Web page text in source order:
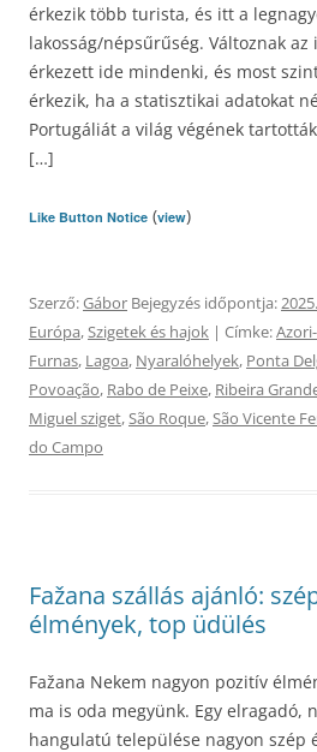
érkezik több turista, és itt a
lakosság/népsűrűség. Változnak
érkezett ide mindenki, és most
érkezik, ha a statisztikai adatokat
Portugáliát a világ végének
[…]
Like Button Notice (view)
Szerző:Gábor Bejegyzés időpontja:
Európa,Szigetek és hajok | Címke:
Furnas, Lagoa, Nyaralóhelyek, Ponta
Povoação, Rabo de Peixe, Ribeira
Miguel sziget,São Roque,São Vicente
do Campo
Fažana szállás ajánló:
élmények, top üdülés
Fažana Nekem nagyon pozitív
ma is oda megyünk. Egy elragadó,
hangulatú települése nagyon szép